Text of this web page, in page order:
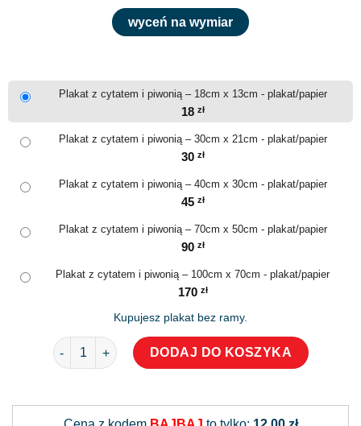
wyceń na wymiar
Plakat z cytatem i piwonią – 18cm x 13cm - plakat/papier
18 zł
Plakat z cytatem i piwonią – 30cm x 21cm - plakat/papier
30 zł
Plakat z cytatem i piwonią – 40cm x 30cm - plakat/papier
45 zł
Plakat z cytatem i piwonią – 70cm x 50cm - plakat/papier
90 zł
Plakat z cytatem i piwonią – 100cm x 70cm - plakat/papier
170 zł
Kupujesz plakat bez ramy.
ilość Plakat z cytatem i piwonią
DODAJ DO KOSZYKA